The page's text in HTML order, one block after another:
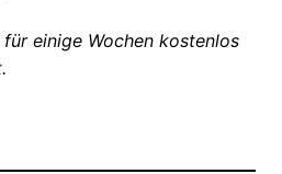
einige Wochen kostenlos